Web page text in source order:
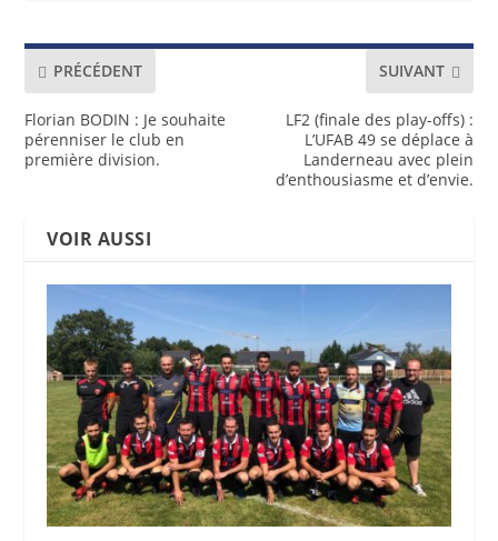
PRÉCÉDENT
Florian BODIN : Je souhaite
pérenniser le club en
première division.
SUIVANT
LF2 (finale des play-offs) :
L’UFAB 49 se déplace à
Landerneau avec plein
d’enthousiasme et d’envie.
VOIR AUSSI